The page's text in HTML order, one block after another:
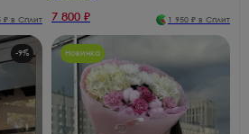
₽ в Сплит 7 800 ₽ 1 950 ₽ в Сплит
-9% Новинка